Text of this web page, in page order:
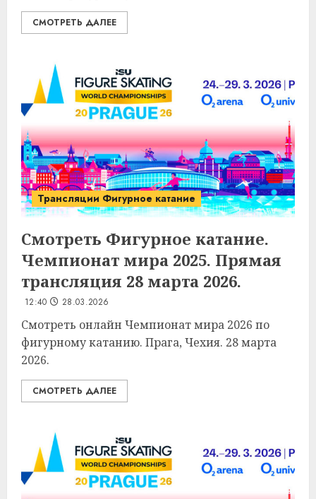
СМОТРЕТЬ ДАЛЕЕ
Трансляции Фигурное катание
Смотреть Фигурное катание.
Чемпионат мира 2025. Прямая
трансляция 28 марта 2026.
12:40 28.03.2026
Смотреть онлайн Чемпионат мира 2026 по
фигурному катанию. Прага, Чехия. 28 марта
2026.
СМОТРЕТЬ ДАЛЕЕ